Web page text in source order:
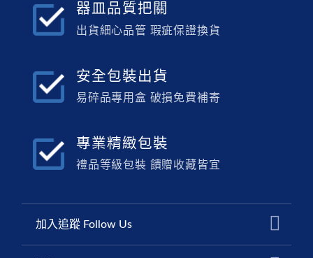
器皿品質把關
出貨細心品管 瑕疵保證換貨
安全包裝出貨
易碎品專用盒 破損免費補寄
專業精緻包裝
禮品等級包裝 饋贈收藏皆宜
加入追蹤 Follow Us